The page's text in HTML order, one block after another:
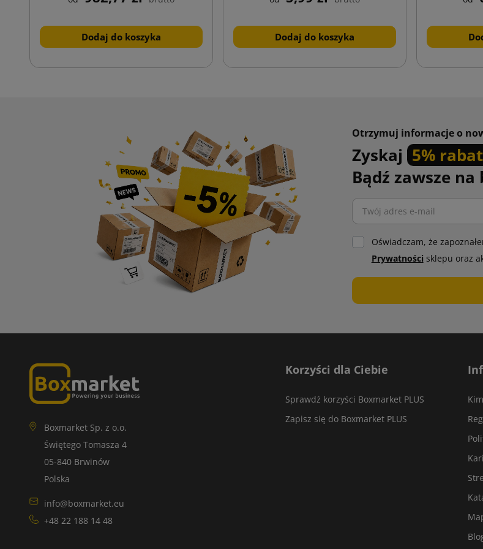
Dodaj do koszyka Dodaj do koszyka
Otrzymuj informacje o
Zyskaj 5%
Bądź zawsze na
Oświadczam, że
Prywatności sklepu oraz
Boxmarket Sp. z o.o.
Świętego Tomasza 4
05-840 Brwinów
Polska
info@boxmarket.eu
+48 22 188 14 48
Korzyści dla Ciebie
Sprawdź korzyści Boxmarket PLUS
Zapisz się do Boxmarket PLUS